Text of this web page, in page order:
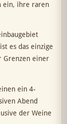
ein, ihre raren
es das einzige
Grenzen einer
ein 4-
Abend
der Weine